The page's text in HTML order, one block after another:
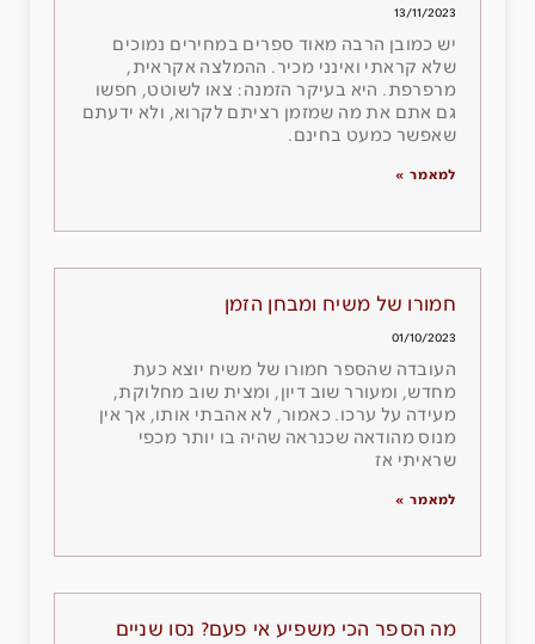
13/11/2023
יש כמובן הרבה מאוד ספרים במחירים נמוכים
שלא קראתי ואינני מכיר. ההמלצה אקראית,
מרפרפת. היא בעיקר הזמנה: צאו לשוטט, חפשו
גם אתם את מה שמזמן רציתם לקרוא, ולא ידעתם
שאפשר כמעט בחינם.
למאמר »
חמורו של משיח ומבחן הזמן
01/10/2023
העובדה שהספר חמורו של משיח יוצא כעת
מחדש, ומעורר שוב דיון, ומצית שוב מחלוקת,
מעידה על ערכו. כאמור, לא אהבתי אותו, אך אין
מנוס מהודאה שכנראה שהיה בו יותר מכפי
שראיתי אז
למאמר »
מה הספר הכי משפיע אי פעם? נסו שניים